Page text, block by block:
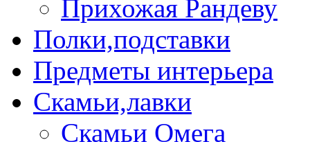
Прихожая Рандеву
Полки,подставки
Предметы интерьера
Скамьи,лавки
Скамьи Омега